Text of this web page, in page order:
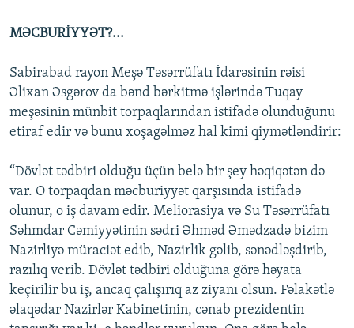
MƏCBURİYYƏT?...
Sabirabad rayon Meşə Təsərrüfatı İdarəsinin rəisi
Əlixan Əsgərov da bənd bərkitmə işlərində Tuqay
meşəsinin münbit torpaqlarından istifadə olunduğunu
etiraf edir və bunu xoşagəlməz hal kimi qiymətləndirir:
“Dövlət tədbiri olduğu üçün belə bir şey həqiqətən də
var. O torpaqdan məcburiyyət qarşısında istifadə
olunur, o iş davam edir. Meliorasiya və Su Təsərrüfatı
Səhmdar Cəmiyyətinin sədri Əhməd Əmədzadə bizim
Nazirliyə müraciət edib, Nazirlik gəlib, sənədləşdirib,
razılıq verib. Dövlət tədbiri olduğuna görə həyata
keçirilir bu iş, ancaq çalışırıq az ziyanı olsun. Fəlakətlə
əlaqədar Nazirlər Kabinetinin, cənab prezidentin